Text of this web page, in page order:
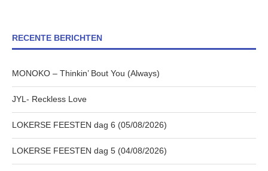
RECENTE BERICHTEN
MONOKO – Thinkin’ Bout You (Always)
JYL- Reckless Love
LOKERSE FEESTEN dag 6 (05/08/2026)
LOKERSE FEESTEN dag 5 (04/08/2026)